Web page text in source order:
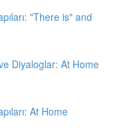
"There is" and
Diyaloglar: At Home
At Home